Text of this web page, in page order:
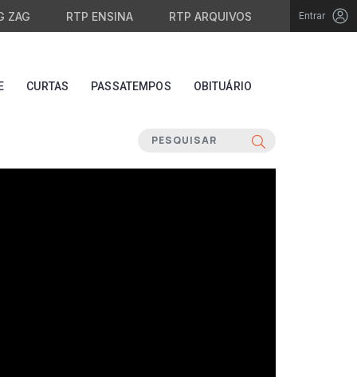
ZAG RTP ENSINA RTP ARQUIVOS Entrar
CURTAS PASSATEMPOS OBITUÁRIO